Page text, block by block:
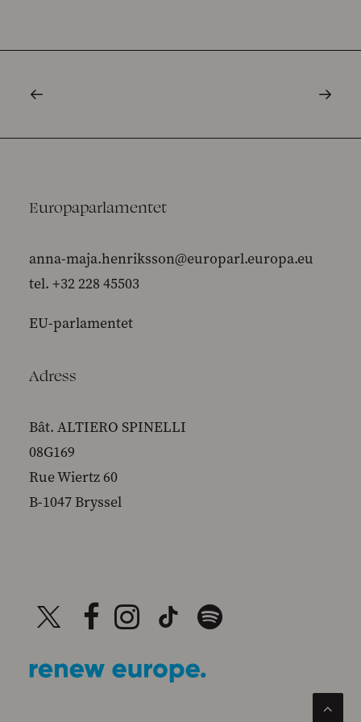
Europaparlamentet
anna-maja.henriksson@europarl.europa.eu
tel. +32 228 45503
EU-parlamentet
Adress
Bât. ALTIERO SPINELLI
08G169
Rue Wiertz 60
B-1047 Bryssel